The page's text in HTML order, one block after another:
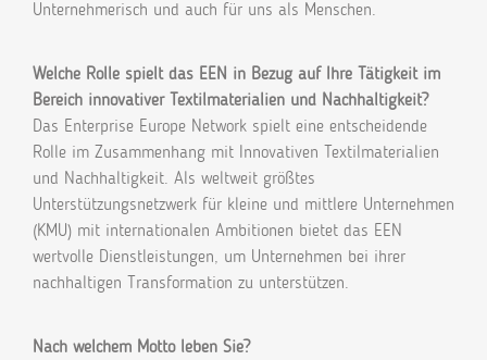
Unternehmerisch und auch für uns als Menschen.
Welche Rolle spielt das EEN in Bezug auf Ihre Tätigkeit im
Bereich innovativer Textilmaterialien und Nachhaltigkeit?
Das Enterprise Europe Network spielt eine entscheidende
Rolle im Zusammenhang mit Innovativen Textilmaterialien
und Nachhaltigkeit. Als weltweit größtes
Unterstützungsnetzwerk für kleine und mittlere Unternehmen
(KMU) mit internationalen Ambitionen bietet das EEN
wertvolle Dienstleistungen, um Unternehmen bei ihrer
nachhaltigen Transformation zu unterstützen.
Nach welchem Motto leben Sie?